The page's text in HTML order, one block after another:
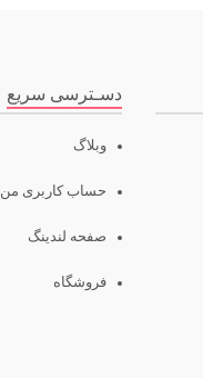
دسـترسی سریع
وبلاگ
حساب کاربری من
صفحه لندینگ
فروشگاه